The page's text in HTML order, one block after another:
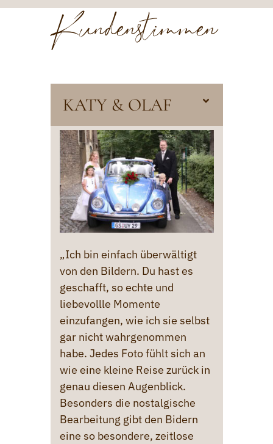
KATY & OLAF
„Ich bin einfach überwältigt
von den Bildern. Du hast es
geschafft, so echte und
liebevollle Momente
einzufangen, wie ich sie selbst
gar nicht wahrgenommen
habe. Jedes Foto fühlt sich an
wie eine kleine Reise zurück in
genau diesen Augenblick.
Besonders die nostalgische
Bearbeitung gibt den Bidern
eine so besondere, zeitlose
Kundenstimmen